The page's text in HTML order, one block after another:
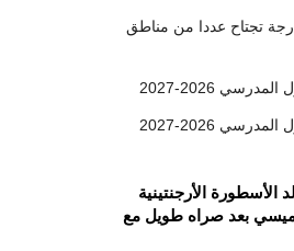
حر شديدة تصل إلى 47 درجة تجتاح عددا من مناطق
2026-2027
2026-2027
الأسطورة الأرجنتينية
ميسي بعد صراه طويل مع